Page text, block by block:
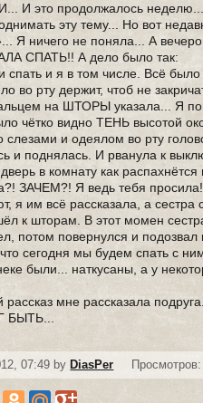
И это продолжалось
эту тему... Но вот
Я ничего не поняла... А
СПАТЬ!! А дело было так:
спать и я в том числе. Всё
во рту держит, чтоб не
на ШТОРЫ указала... Я
чётко видно ТЕНЬ высотой
слезами и одеялом во рту
и поднялась. И рванула к
в комнату как
ЗАЧЕМ?! Я ведь тебя
я им всё рассказала, а
к шторам. В этот момен
потом повернулся и
сегодня мы будем спать с
были... наткусаны, а у
рассказ мне рассказала
БЫТЬ...
07:49 by DiasPer